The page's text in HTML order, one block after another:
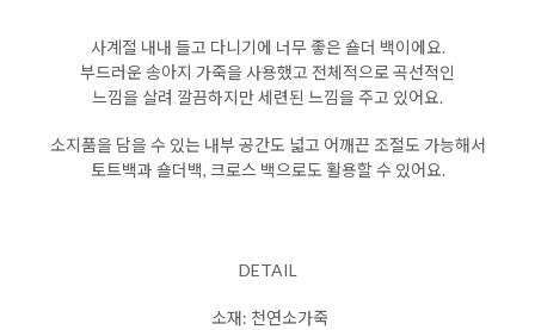
사계절 내내 들고 다니기에 너무 좋은 숄더 백이에요.
부드러운 송아지 가죽을 사용했고 전체적으로 곡선적인
느낌을 살려 깔끔하지만 세련된 느낌을 주고 있어요.
소지품을 담을 수 있는 내부 공간도 넓고 어깨끈 조절도 가능해서
토트백과 숄더백, 크로스 백으로도 활용할 수 있어요.
DETAIL
소재: 천연소가죽